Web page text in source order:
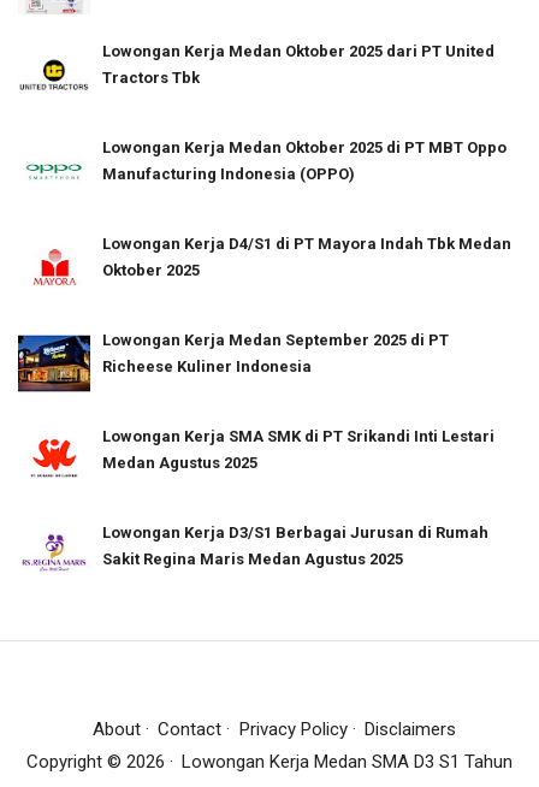
Lowongan Kerja Medan Oktober 2025 dari PT United
Tractors Tbk
Lowongan Kerja Medan Oktober 2025 di PT MBT Oppo
Manufacturing Indonesia (OPPO)
Lowongan Kerja D4/S1 di PT Mayora Indah Tbk Medan
Oktober 2025
Lowongan Kerja Medan September 2025 di PT
Richeese Kuliner Indonesia
Lowongan Kerja SMA SMK di PT Srikandi Inti Lestari
Medan Agustus 2025
Lowongan Kerja D3/S1 Berbagai Jurusan di Rumah
Sakit Regina Maris Medan Agustus 2025
About Contact Privacy Policy
Disclaimers
Copyright © 2026
Lowongan Kerja Medan SMA D3 S1 Tahun